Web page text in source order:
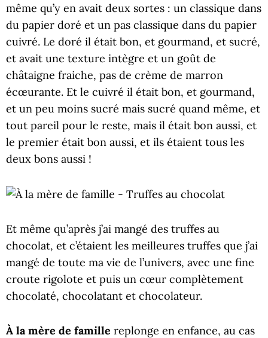
même qu’y en avait deux sortes : un classique dans
du papier doré et un pas classique dans du papier
cuivré. Le doré il était bon, et gourmand, et sucré,
et avait une texture intègre et un goût de
châtaigne fraiche, pas de crème de marron
écœurante. Et le cuivré il était bon, et gourmand,
et un peu moins sucré mais sucré quand même, et
tout pareil pour le reste, mais il était bon aussi, et
le premier était bon aussi, et ils étaient tous les
deux bons aussi !
Et même qu’après j’ai mangé des truffes au
chocolat, et c’étaient les meilleures truffes que j’ai
mangé de toute ma vie de l’univers, avec une fine
croute rigolote et puis un cœur complètement
chocolaté, chocolatant et chocolateur.
À la mère de famille replonge en enfance, au cas